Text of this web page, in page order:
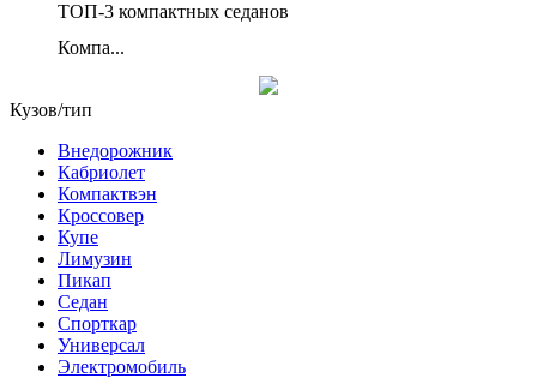
ТОП-3 компактных седанов
Компа...
Кузов/тип
Внедорожник
Кабриолет
Компактвэн
Кроссовер
Купе
Лимузин
Пикап
Седан
Спорткар
Универсал
Электромобиль